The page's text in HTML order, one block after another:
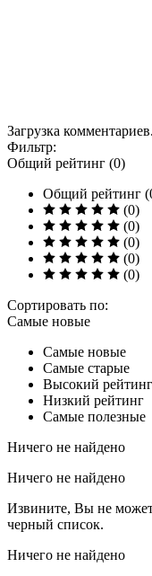
Загрузка
Фильтр:
Общий рейтинг (0)
Общий рейтинг
(0)
(0)
(0)
(0)
(0)
Сортировать по:
Самые новые
Самые новые
Самые старые
Высокий рейтинг
Низкий рейтинг
Самые полезные
Ничего не найдено
Ничего не найдено
Извините, Вы не
черный список.
Ничего не найдено